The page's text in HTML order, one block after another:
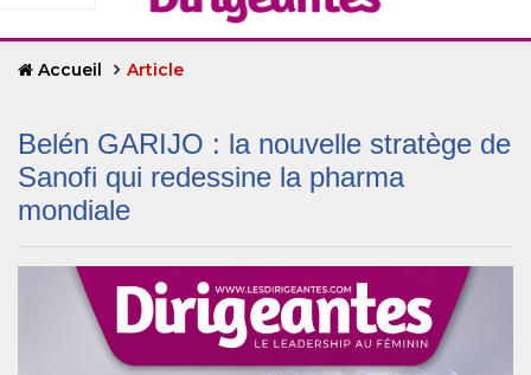
Accueil Article
Belén GARIJO : la nouvelle stratège de
Sanofi qui redessine la pharma
mondiale